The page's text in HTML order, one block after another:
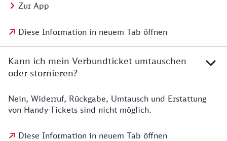
Zur App
Diese Information in neuem Tab öffnen
Kann ich mein Verbundticket umtauschen
oder stornieren?
Nein, Widerruf, Rückgabe, Umtausch und Erstattung
von Handy-Tickets sind nicht möglich.
Diese Information in neuem Tab öffnen